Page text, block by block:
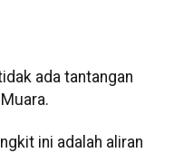
ada tantangan
ini adalah aliran